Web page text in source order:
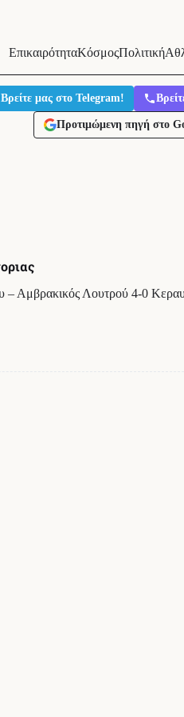
ΕπικαιρότηταΚόσμοςΠολιτική
Βρείτε μας στο Telegram!
Προτιμώμενη πηγή στο
– Αμβρακικός Λουτρού 4-0